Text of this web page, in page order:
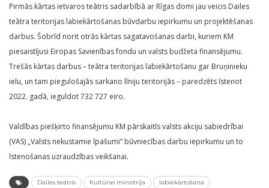
Pirmās kārtas ietvaros teātris sadarbībā ar Rīgas domi jau veicis Dailes
teātra teritorijas labiekārtošanas būvdarbu iepirkumu un projektēšanas
darbus. Šobrīd norit otrās kārtas sagatavošanas darbi, kuriem KM
piesaistījusi Eiropas Savienības fondu un valsts budžeta finansējumu.
Trešās kārtas darbus – teātra teritorijas labiekārtošanu gar Bruņinieku
ielu, un tam piegulošajās sarkano līniju teritorijās – paredzēts īstenot
2022. gadā, ieguldot 732 727 eiro.
Valdības piešķirto finansējumu KM pārskaitīs valsts akciju sabiedrībai
(VAS) „Valsts nekustamie īpašumi” būvniecības darbu iepirkumu un to
īstenošanas uzraudzības veikšanai.
Dailes teātris Kultūras ministrija labiekārtošana